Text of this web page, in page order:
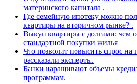
материнского капитала .
Где семейную ипотеку можно
квартиры на вторичном рынке? .
Выкуп квартиры с долгами: чем
стандартной покупки жилья
Что позволит повысить спрос на
рассказали эксперты.
Банки наращивают объемы
программам.